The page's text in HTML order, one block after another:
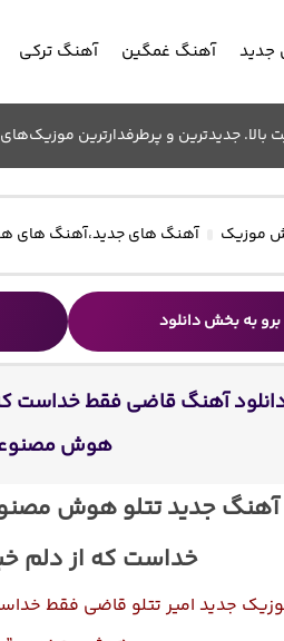
جدید آهنگ غمگین آهنگ ترکی
جدیدترین و پرطرفدارترین
موزیک آهنگ های جدید،آهنگ های
برو به بخش دانلود
آهنگ قاضی فقط خداست که
هوش
آهنگ جدید تتلو هوش
خداست که از دلم
جدید امیر تتلو قاضی فقط